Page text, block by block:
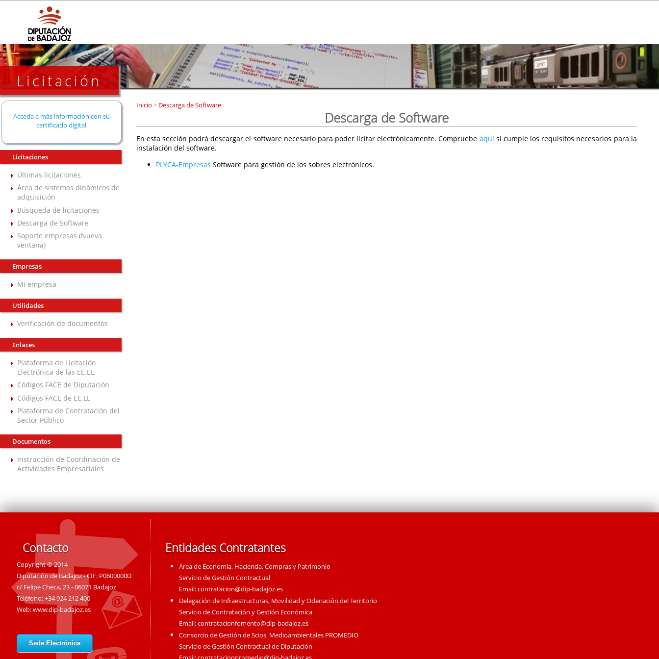
Licitación
Acceda a más información con su
certificado digital
Licitaciones
Últimas licitaciones
Área de sistemas dinámicos de
adquisición
Búsqueda de licitaciones
Descarga de Software
Soporte empresas (Nueva
ventana)
Empresas
Mi empresa
Utilidades
Verificación de documentos
Enlaces
Plataforma de Licitación
Electrónica de las EE.LL.
Códigos FACE de Diputación
Códigos FACE de EE.LL
Plataforma de Contratación del
Sector Público
Documentos
Instrucción de Coordinación de
Actividades Empresariales
Inicio >Descarga de Software
Descarga de Software
En esta sección podrá descargar el software necesario para poder licitar electrónicamente. Compruebe aquísi cumple los requisitos necesarios para la
instalación del software.
PLYCA-Empresas Software para gestión de los sobres electrónicos.
Contacto
Copyright © 2014
Diputación de Badajoz - CIF: P0600000D
c/ Felipe Checa, 23 - 06071 Badajoz
Teléfono: +34 924 212 400
Web:www.dip-badajoz.es
Sede Electrónica
Entidades Contratantes
Área de Economía, Hacienda, Compras y Patrimonio
Servicio de Gestión Contractual
Email:contratacion@dip-badajoz.es
Delegación de Infraestructuras, Movilidad y Odenación del Territorio
Servicio de Contratación y Gestión Económica
Email:contratacionfomento@dip-badajoz.es
Consorcio de Gestión de Scios. Medioambientales PROMEDIO
Servicio de Gestión Contractual de Diputación